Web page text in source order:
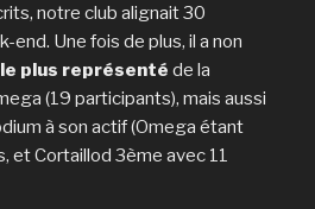
notre club alignait 30
end. Une fois de plus, il a non
plus représenté de la
(19 participants), mais aussi
à son actif (Omega étant
et Cortaillod 3ème avec 11